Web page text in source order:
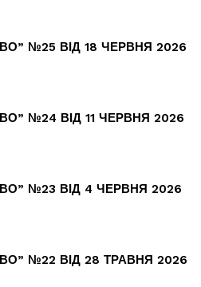
№25 ВІД 18 ЧЕРВНЯ 2026
№24 ВІД 11 ЧЕРВНЯ 2026
№23 ВІД 4 ЧЕРВНЯ 2026
№22 ВІД 28 ТРАВНЯ 2026